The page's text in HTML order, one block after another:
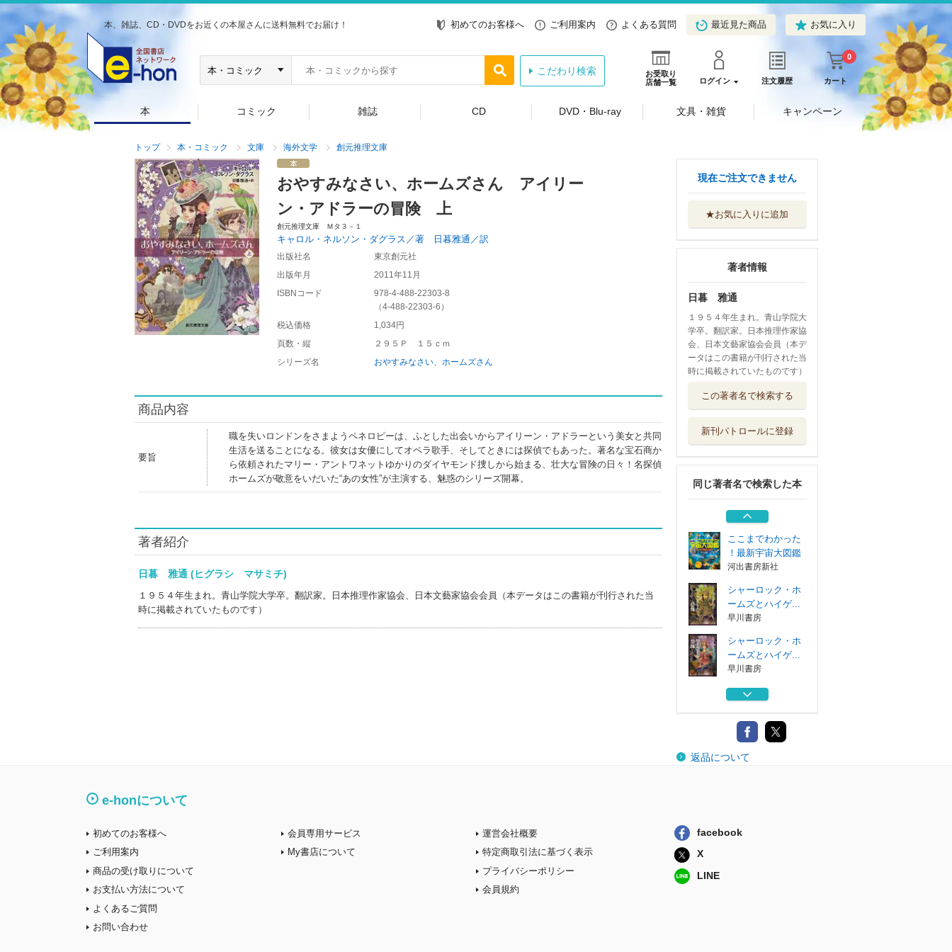
本、雑誌、CD・DVDをお近くの本屋さんに送料無料でお届け！ 初めてのお客様へ ご利用案内 よくある質問 最近見た商品 お気に入り
お受取り
店舗一覧
ログイン 注文履歴 カート
0
こだわり検索
本 コミック 雑誌 CD DVD・Blu-ray 文具・雑貨 キャンペーン
トップ 本・コミック 文庫 海外文学 創元推理文庫
おやすみなさい、ホームズさん アイリー
ン・アドラーの冒険 上
創元推理文庫 Ｍタ３－１
キャロル・ネルソン・ダグラス／著 日暮雅通／訳
出版社名
東京創元社
出版年月
2011年11月
ISBNコード
978-4-488-22303-8
（4-488-22303-6 ）
税込価格
1,034円
頁数・縦
２９５Ｐ １５ｃｍ
シリーズ名
おやすみなさい、ホームズさん
商品内容
要旨
職を失いロンドンをさまようペネロピーは、ふとした出会いからアイリーン・アドラーという美女と共同
生活を送ることになる。彼女は女優にしてオペラ歌手、そしてときには探偵でもあった。著名な宝石商か
ら依頼されたマリー・アントワネットゆかりのダイヤモンド捜しから始まる、壮大な冒険の日々！名探偵
ホームズが敬意をいだいた“あの女性”が主演する、魅惑のシリーズ開幕。
著者紹介
日暮 雅通 (ヒグラシ マサミチ)
１９５４年生まれ。青山学院大学卒。翻訳家。日本推理作家協会、日本文藝家協会会員（本データはこの書籍が刊行された当
時に掲載されていたものです）
現在ご注文できません
★お気に入りに追加
著者情報
日暮 雅通
１９５４年生まれ。青山学院大
学卒。翻訳家。日本推理作家協
会、日本文藝家協会会員（本デ
ータはこの書籍が刊行された当
時に掲載されていたものです）
この著者名で検索する
新刊パトロールに登録
同じ著者名で検索した本
ームズとハイゲ...
シャーロック・ホ
ハーパーコリン...
スミソニアン宇宙
大図鑑
河出書房新社
ここまでわかった
！最新宇宙大図鑑
河出書房新社
シャーロック・ホ
ームズとハイゲ...
早川書房
シャーロック・ホ
ームズとハイゲ...
早川書房
シャーロック・ホ
ハーパーコリン...
スミソニアン宇宙
大図鑑
返品について
e-honについて
初めてのお客様へ
ご利用案内
商品の受け取りについて
お支払い方法について
よくあるご質問
お問い合わせ
会員専用サービス
My書店について
運営会社概要
特定商取引法に基づく表示
プライバシーポリシー
会員規約
facebook
X
LINE